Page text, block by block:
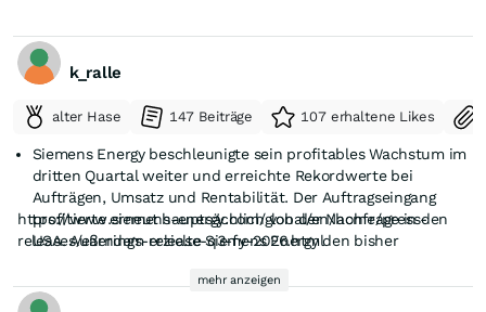
k_ralle
alter Hase 147 Beiträge 107 erhaltene Likes
Siemens Energy beschleunigte sein profitables Wachstum im
dritten Quartal weiter und erreichte Rekordwerte bei
Aufträgen, Umsatz und Rentabilität. Der Auftragseingang
profitierte erneut hauptsächlich von der Nachfrage in den
USA. Außerdem erzielte Siemens Energy den bisher
der Kapazitätserweiterung. Siemens Gamesa meldete
erstmals seit dem Geschäftsjahr 2022 ein positives Ergebnis
https://www.siemens-energy.com/global/en/home/press-
releases/earnings-release-q3-fy-2026.html
mehr anzeigen